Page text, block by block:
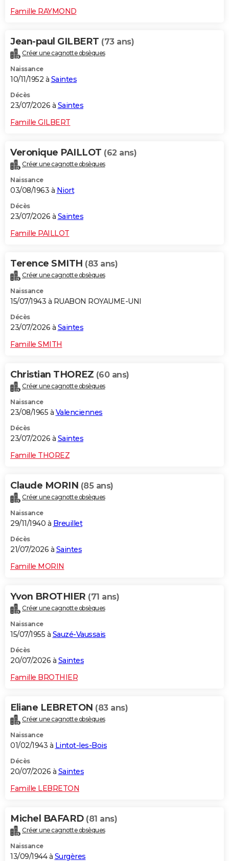
Famille RAYMOND
Jean-paul GILBERT (73 ans)
Créer une cagnotte obsèques
Naissance
10/11/1952 à Saintes
Décès
23/07/2026 à Saintes
Famille GILBERT
Veronique PAILLOT (62 ans)
Créer une cagnotte obsèques
Naissance
03/08/1963 à Niort
Décès
23/07/2026 à Saintes
Famille PAILLOT
Terence SMITH (83 ans)
Créer une cagnotte obsèques
Naissance
15/07/1943 à RUABON ROYAUME-UNI
Décès
23/07/2026 à Saintes
Famille SMITH
Christian THOREZ (60 ans)
Créer une cagnotte obsèques
Naissance
23/08/1965 à Valenciennes
Décès
23/07/2026 à Saintes
Famille THOREZ
Claude MORIN (85 ans)
Créer une cagnotte obsèques
Naissance
29/11/1940 à Breuillet
Décès
21/07/2026 à Saintes
Famille MORIN
Yvon BROTHIER (71 ans)
Créer une cagnotte obsèques
Naissance
15/07/1955 à Sauzé-Vaussais
Décès
20/07/2026 à Saintes
Famille BROTHIER
Eliane LEBRETON (83 ans)
Créer une cagnotte obsèques
Naissance
01/02/1943 à Lintot-les-Bois
Décès
20/07/2026 à Saintes
Famille LEBRETON
Michel BAFARD (81 ans)
Créer une cagnotte obsèques
Naissance
13/09/1944 à Surgères